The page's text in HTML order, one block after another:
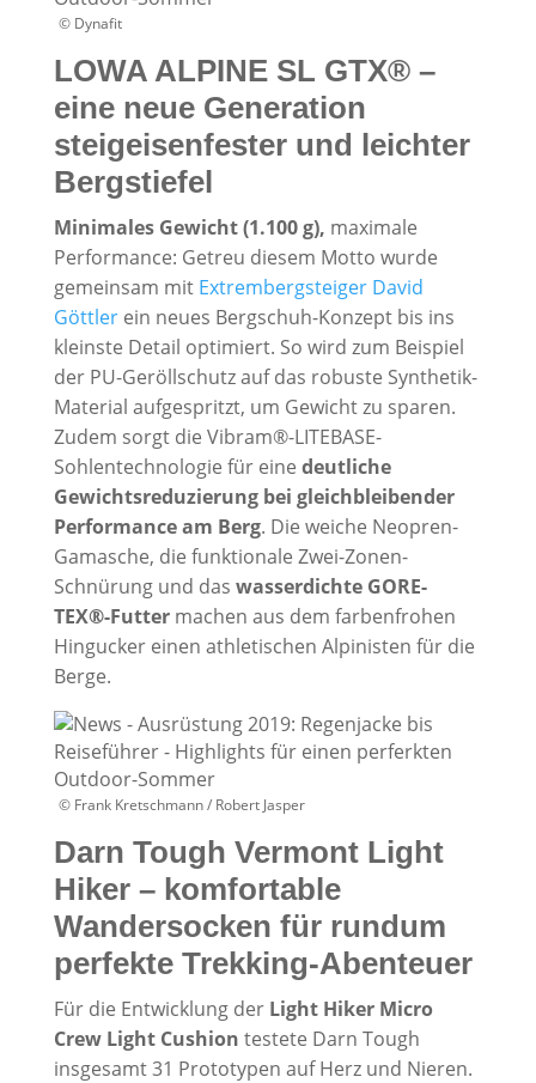
© Dynafit
LOWA ALPINE SL GTX® –
eine neue Generation
steigeisenfester und leichter
Bergstiefel
Minimales Gewicht (1.100 g), maximale
Performance: Getreu diesem Motto wurde
gemeinsam mit Extrembergsteiger David
Göttlerein neues Bergschuh-Konzept bis ins
kleinste Detail optimiert. So wird zum Beispiel
der PU-Geröllschutz auf das robuste Synthetik-
Material aufgespritzt, um Gewicht zu sparen.
Zudem sorgt die Vibram®-LITEBASE-
Sohlentechnologie für eine deutliche
Gewichtsreduzierung bei gleichbleibender
Performance am Berg. Die weiche Neopren-
Gamasche, die funktionale Zwei-Zonen-
Schnürung und das wasserdichte GORE-
TEX®-Futtermachen aus dem farbenfrohen
Hingucker einen athletischen Alpinisten für die
Berge.
© Frank Kretschmann / Robert Jasper
Darn Tough Vermont Light
Hiker – komfortable
Wandersocken für rundum
perfekte Trekking-Abenteuer
Für die Entwicklung der Light Hiker Micro
Crew Light Cushion testete Darn Tough
insgesamt 31 Prototypen auf Herz und Nieren.